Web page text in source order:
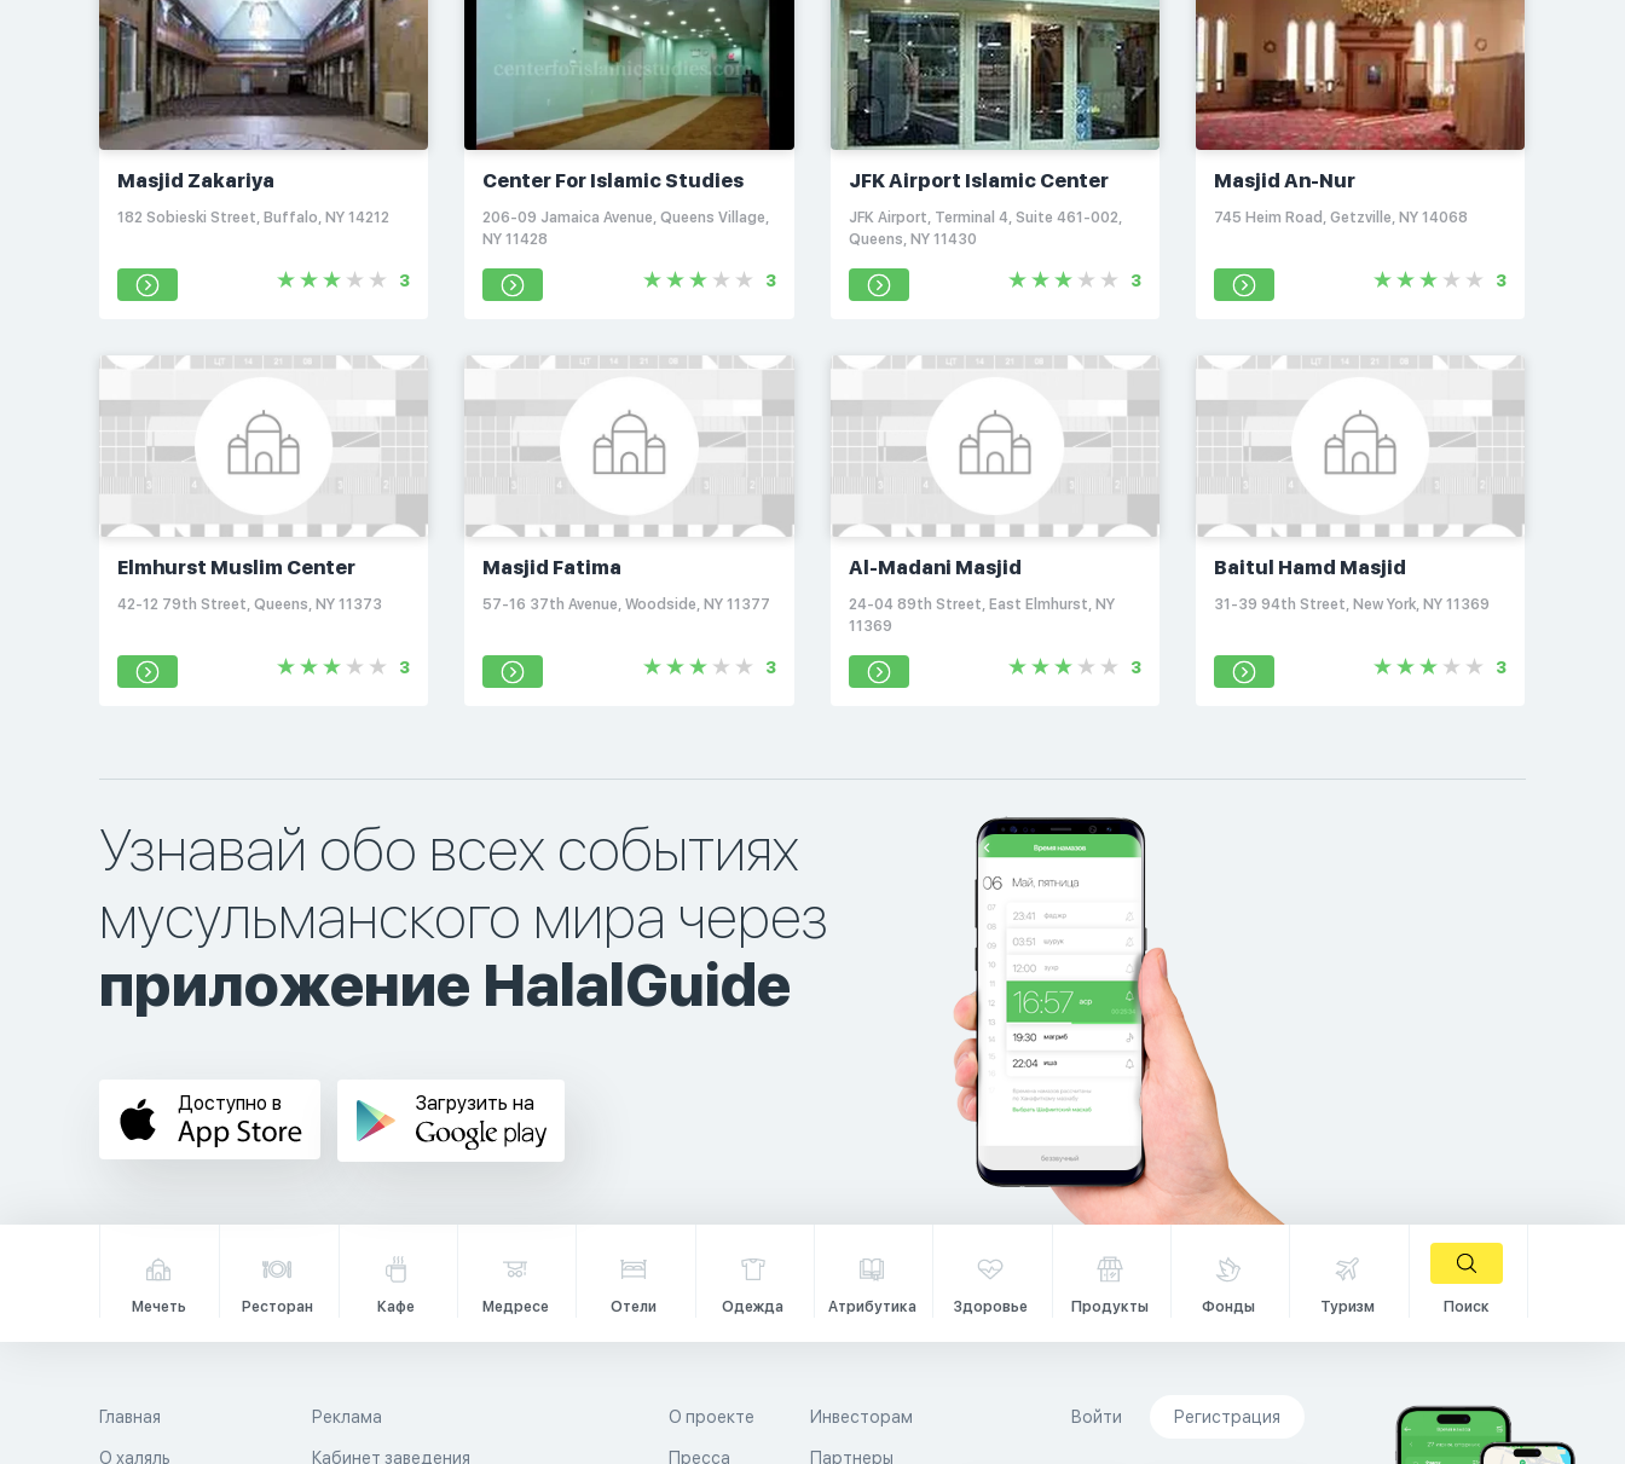
Masjid Zakariya
182 Sobieski Street, Buffalo, NY 14212
3
Center For Islamic Studies
206-09 Jamaica Avenue, Queens Village,
NY 11428
3
JFK Airport Islamic Center
JFK Airport, Terminal 4, Suite 461-002,
Queens, NY 11430
3
Masjid An-Nur
745 Heim Road, Getzville, NY 14068
3
Elmhurst Muslim Center
42-12 79th Street, Queens, NY 11373
3
Masjid Fatima
57-16 37th Avenue, Woodside, NY 11377
3
Al-Madani Masjid
24-04 89th Street, East Elmhurst, NY
11369
3
Baitul Hamd Masjid
31-39 94th Street, New York, NY 11369
3
Узнавай обо всех событиях
мусульманского мира через
приложение HalalGuide
Доступно в Загрузить на
Мечеть Ресторан Кафе Медресе Отели Одежда Атрибутика Здоровье Продукты Фонды Туризм Поиск
Главная
О халяль
Реклама
Кабинет заведения
О проекте
Пресса
Инвесторам
Партнеры
Войти Регистрация